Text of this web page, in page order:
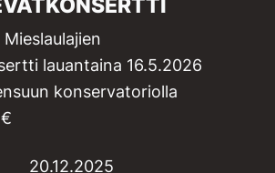
lauantaina 16.5.2026
konservatoriolla
20.12.2025